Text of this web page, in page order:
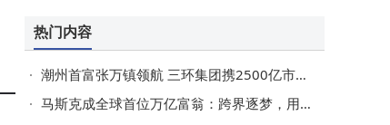
热门内容
潮州首富张万镇领航 三环集团携2500亿市值冲刺港股谋全球新篇
马斯克成全球首位万亿富翁：跨界逐梦，用偏执果敢书写时代传奇篇章